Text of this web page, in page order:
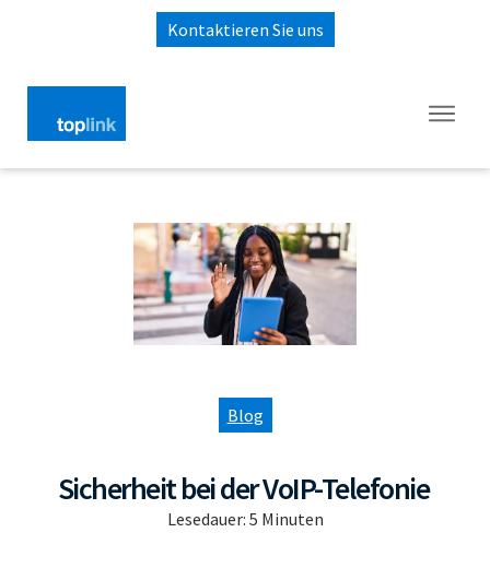
Kontaktieren Sie uns
Blog
Sicherheit bei der VoIP-Telefonie
Lesedauer: 5 Minuten